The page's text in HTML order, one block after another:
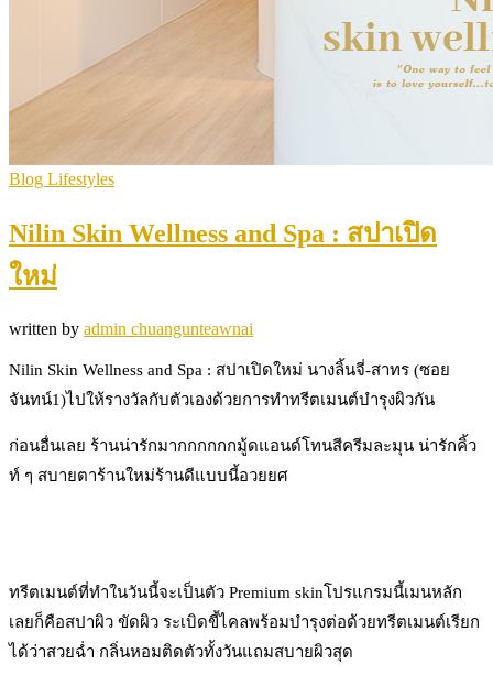
Blog Lifestyles
Nilin Skin Wellness and Spa : สปาเปิด
ใหม่
written by admin chuangunteawnai
Nilin Skin Wellness and Spa : สปาเปิดใหม่ นางลิ้นจี่-สาทร (ซอย
จันทน์1)ไปให้รางวัลกับตัวเองด้วยการทำทรีตเมนต์บำรุงผิวกัน
ก่อนอื่นเลย ร้านน่ารักมากกกกกกมู้ดแอนด์โทนสีครีมละมุน น่ารักคิ้ว
ท์ ๆ สบายตาร้านใหม่ร้านดีแบบนี้อวยยศ
ทรีตเมนต์ที่ทำในวันนี้จะเป็นตัว Premium skinโปรแกรมนี้เมนหลัก
เลยก็คือสปาผิว ขัดผิว ระเบิดขี้ไคลพร้อมบำรุงต่อด้วยทรีตเมนต์เรียก
ได้ว่าสวยฉ่ำ กลิ่นหอมติดตัวทั้งวันแถมสบายผิวสุด